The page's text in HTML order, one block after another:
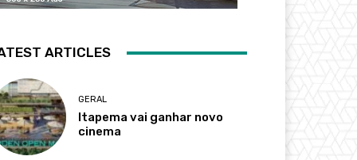
ARTICLES
GERAL
Itapema vai ganhar novo
cinema